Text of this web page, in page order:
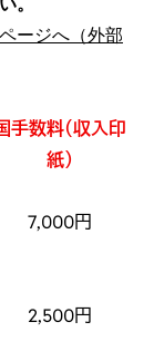
。
ージへ（外部
手数料（収入印
紙）
7,000円
2,500円